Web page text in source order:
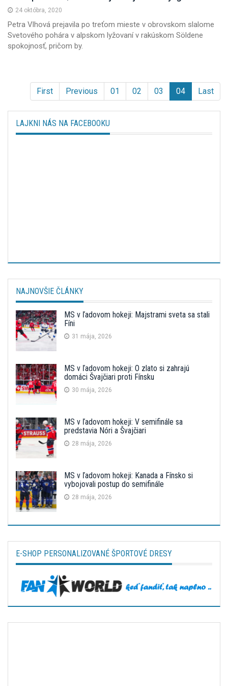
24 októbra, 2020
Petra Vlhová prejavila po treťom mieste v obrovskom slalome
Svetového pohára v alpskom lyžovaní v rakúskom Söldene
spokojnosť, pričom by.
First Previous 01 02 03 04 Last
LAJKNI NÁS NA FACEBOOKU
NAJNOVŠIE ČLÁNKY
MS v ľadovom hokeji: Majstrami sveta sa stali
Fíni
31 mája, 2026
MS v ľadovom hokeji: O zlato si zahrajú
domáci Švajčiari proti Fínsku
30 mája, 2026
MS v ľadovom hokeji: V semifinále sa
predstavia Nóri a Švajčiari
28 mája, 2026
MS v ľadovom hokeji: Kanada a Fínsko si
vybojovali postup do semifinále
28 mája, 2026
E-SHOP PERSONALIZOVANÉ ŠPORTOVÉ DRESY